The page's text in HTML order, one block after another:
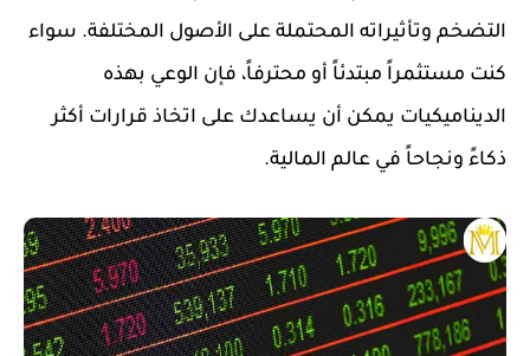
التضخم وتأثيراته المحتملة على الأصول المختلفة. سواء
كنت مستثمراً مبتدئاً أو محترفاً، فإن الوعي بهذه
الديناميكيات يمكن أن يساعدك على اتخاذ قرارات أكثر
ذكاءً ونجاحاً في عالم المالية.